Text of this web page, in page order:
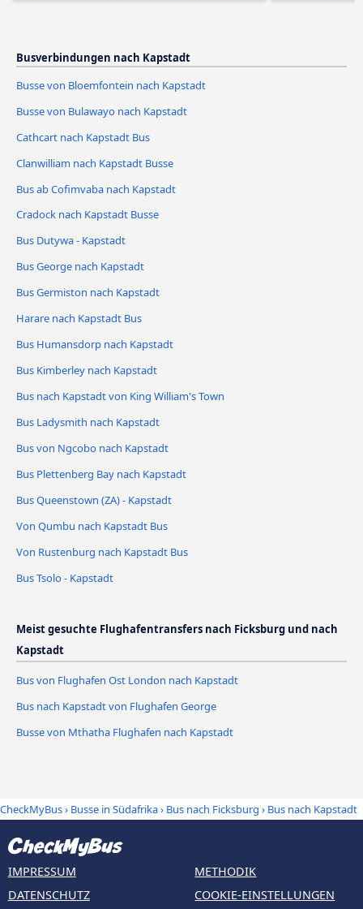
Busverbindungen nach Kapstadt
Busse von Bloemfontein nach Kapstadt
Busse von Bulawayo nach Kapstadt
Cathcart nach Kapstadt Bus
Clanwilliam nach Kapstadt Busse
Bus ab Cofimvaba nach Kapstadt
Cradock nach Kapstadt Busse
Bus Dutywa - Kapstadt
Bus George nach Kapstadt
Bus Germiston nach Kapstadt
Harare nach Kapstadt Bus
Bus Humansdorp nach Kapstadt
Bus Kimberley nach Kapstadt
Bus nach Kapstadt von King William's Town
Bus Ladysmith nach Kapstadt
Bus von Ngcobo nach Kapstadt
Bus Plettenberg Bay nach Kapstadt
Bus Queenstown (ZA) - Kapstadt
Von Qumbu nach Kapstadt Bus
Von Rustenburg nach Kapstadt Bus
Bus Tsolo - Kapstadt
Meist gesuchte Flughafentransfers nach Ficksburg und nach
Kapstadt
Bus von Flughafen Ost London nach Kapstadt
Bus nach Kapstadt von Flughafen George
Busse von Mthatha Flughafen nach Kapstadt
CheckMyBus› Busse in Südafrika› Bus nach Ficksburg › Bus nach Kapstadt
IMPRESSUM
DATENSCHUTZ
METHODIK
COOKIE-EINSTELLUNGEN